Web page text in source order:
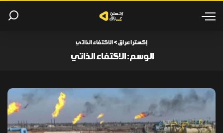
إكسترا عراق>الاكتفاء الذاتي
الوسم:الاكتفاء الذاتي